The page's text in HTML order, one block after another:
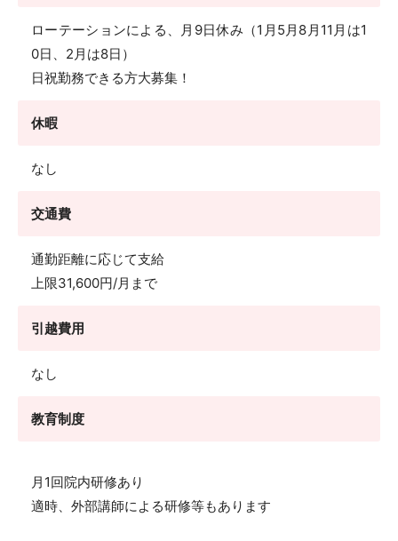
ローテーションによる、月9日休み（1月5月8月11月は1
0日、2月は8日）
日祝勤務できる方大募集！
休暇
なし
交通費
通勤距離に応じて支給
上限31,600円/月まで
引越費用
なし
教育制度
月1回院内研修あり
適時、外部講師による研修等もあります